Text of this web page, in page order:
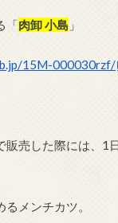
「肉卸 小島 」
15M-000030rzf/
販売した際には、1
メンチカツ。